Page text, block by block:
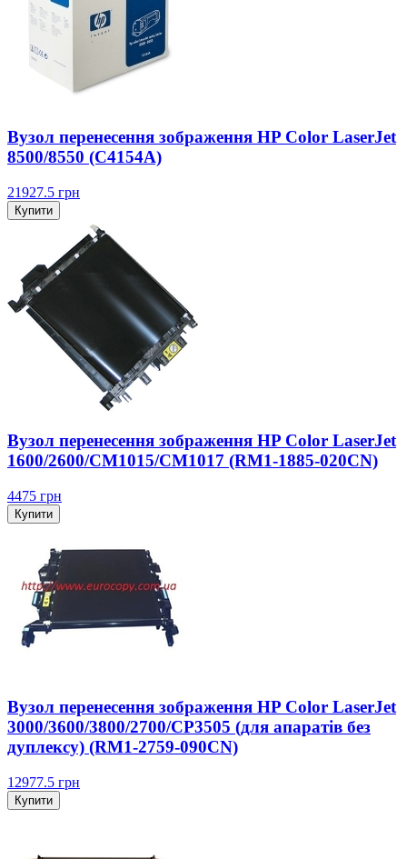
Вузол перенесення зображення HP Color LaserJet
8500/8550 (C4154A)
21927.5 грн
Купити
Вузол перенесення зображення HP Color LaserJet
1600/2600/CM1015/CM1017 (RM1-1885-020CN)
4475 грн
Купити
Вузол перенесення зображення HP Color LaserJet
3000/3600/3800/2700/CP3505 (для апаратів без
дуплексу) (RM1-2759-090CN)
12977.5 грн
Купити